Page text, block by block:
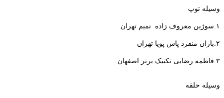
وسیله توپ
۱.سوژین معروف زاده تمیم تهران
۲.باران منفرد پاس پویا تهران
۳.فاطمه رضایی تکنیک برتر اصفهان
وسیله حلقه